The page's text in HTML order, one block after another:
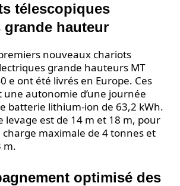
télescopiques
grande hauteur
nouveaux chariots
grande hauteurs MT
e ont été livrés en Europe. Ces
autonomie d’une journée
batterie lithium-ion de 63,2 kWh.
levage est de 14 m et 18 m, pour
charge maximale de 4 tonnes et
m.
optimisé des